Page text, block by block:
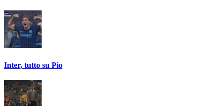
Inter, tutto su Pio